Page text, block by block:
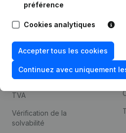
préférence
Cookies analytiques
Accepter tous les cookies
Continuez avec uniquement
Compliance et prévention
de la fraude
Consulter des comptes
annuels
TVA
Vérification de la
solvabilité